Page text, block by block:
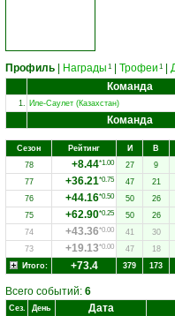
Профиль Награды 1 Трофеи 1
Команда
1. Иле-Саулет (Казахстан)
Команда
Сезон Рейтинг И В
78
+8.44*1.00 27 9
77
+36.21*0.75 47 21
76
+44.16*0.50 50 26
75
+62.90*0.25 50 26
74
+43.36*0.00 41 30
73
+19.13*0.00 47 18
Итого:
+73.4 379 173
Всего событий: 6
Сез. День Дата